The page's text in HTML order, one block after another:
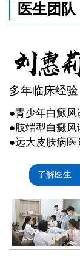
医生团队
多年临床经验
●青少年白癜风
●肢端型白癜风
●远大皮肤病
了解医生